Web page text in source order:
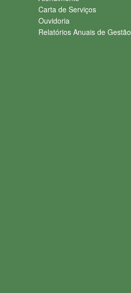
Carta de Serviços
Ouvidoria
Relatórios Anuais de Gestão